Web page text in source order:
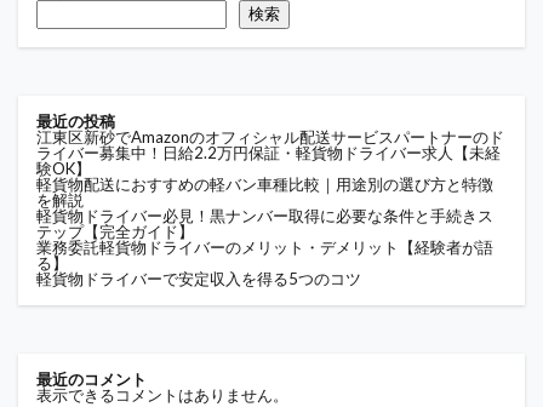
検索
最近の投稿
江東区新砂でAmazonのオフィシャル配送サービスパートナーのド
ライバー募集中！日給2.2万円保証・軽貨物ドライバー求人【未経
験OK】
軽貨物配送におすすめの軽バン車種比較｜用途別の選び方と特徴
を解説
軽貨物ドライバー必見！黒ナンバー取得に必要な条件と手続きス
テップ【完全ガイド】
業務委託軽貨物ドライバーのメリット・デメリット【経験者が語
る】
軽貨物ドライバーで安定収入を得る5つのコツ
最近のコメント
表示できるコメントはありません。